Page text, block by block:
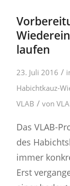
laufen
23. Juli 2016 /
Habichtkauz-
VLAB / von
Das VLAB-
des
immer
Erst